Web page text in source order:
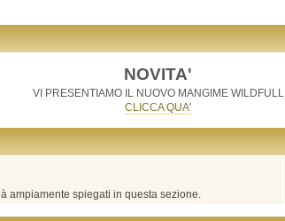
NOVITA'
VI PRESENTIAMO IL NUOVO MANGIME WILDFULL
CLICCA QUA'
ampiamente spiegati in questa sezione.